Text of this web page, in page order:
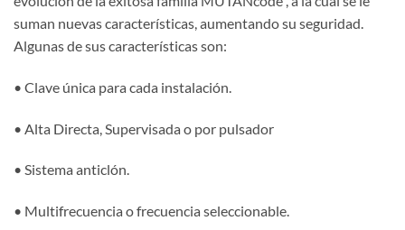
suman nuevas características, aumentando su seguridad.
Algunas de sus características son:
• Clave única para cada instalación.
• Alta Directa, Supervisada o por pulsador
• Sistema anticlón.
• Multifrecuencia o frecuencia seleccionable.